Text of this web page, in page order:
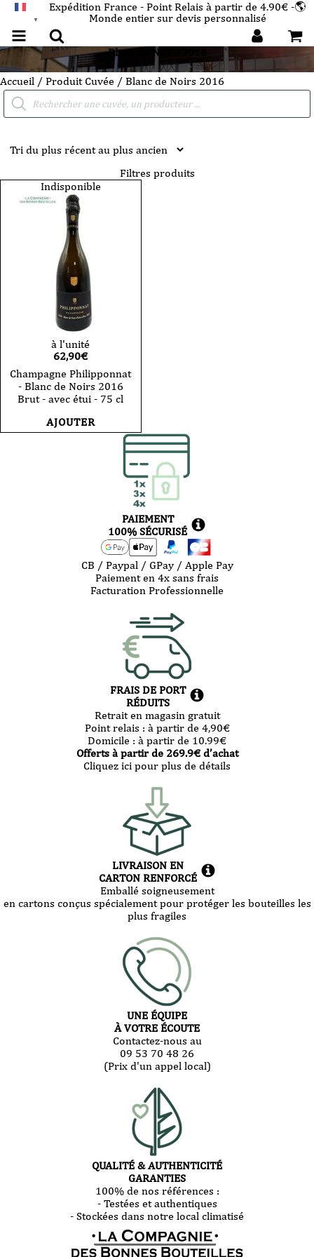
▼
Expédition France - Point Relais à partir de 4.90€ -🌎
Monde entier sur devis personnalisé
Blanc de Noirs 2016
Accueil / Produit Cuvée / Blanc de Noirs 2016
Recherche
Filtres produits
Indisponible
à l'unité
62,90€
Champagne Philipponnat
- Blanc de Noirs 2016
Brut - avec étui - 75 cl
AJOUTER
PAIEMENT
100% SÉCURISÉ
CB / Paypal / GPay / Apple Pay
Paiement en 4x sans frais
Facturation Professionnelle
FRAIS DE PORT
RÉDUITS
Retrait en magasin gratuit
Point relais : à partir de 4,90€
Domicile : à partir de 10.99€
Offerts à partir de 269.9€ d’achat
Cliquez ici pour plus de détails
LIVRAISON EN
CARTON RENFORCÉ
Emballé soigneusement
en cartons conçus spécialement pour protéger les bouteilles les
plus fragiles
UNE ÉQUIPE
À VOTRE ÉCOUTE
Contactez-nous au
09 53 70 48 26
(Prix d'un appel local)
QUALITÉ & AUTHENTICITÉ
GARANTIES
100% de nos références :
- Testées et authentiques
- Stockées dans notre local climatisé